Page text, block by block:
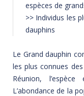
espèces de
>> Individus les
dauphins
Le Grand dauphin
les plus connues
Réunion,
L’abondance de la